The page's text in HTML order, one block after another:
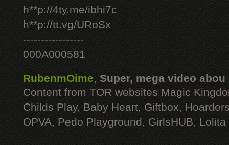
h**p://4ty.me/ibhi7c
h**p://tt.vg/URoSx
-----------------
000A000581
RubenmOime, Super, mega video abou
Content from TOR websites Magic
Childs Play, Baby Heart, Giftbox,
OPVA, Pedo Playground, GirlsHUB, Lolita